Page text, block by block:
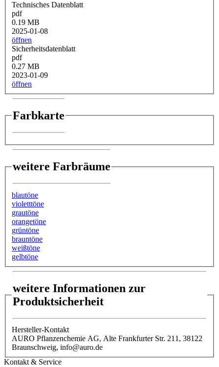
Technisches Datenblatt
pdf
0.19 MB
2025-01-08
öffnen
Sicherheitsdatenblatt
pdf
0.27 MB
2023-01-09
öffnen
Farbkarte
weitere Farbräume
blautöne
violetttöne
grautöne
orangetöne
grüntöne
brauntöne
weißtöne
gelbtöne
weitere Informationen zur
Produktsicherheit
Hersteller-Kontakt
AURO Pflanzenchemie AG, Alte Frankfurter Str. 211, 38122
Braunschweig, info@auro.de
Kontakt & Service